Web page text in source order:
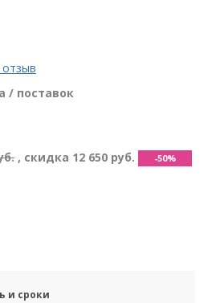
/ поставок
, скидка 12 650 руб. -50%
и сроки